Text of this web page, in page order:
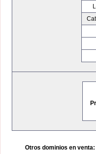
Otros dominios en venta: